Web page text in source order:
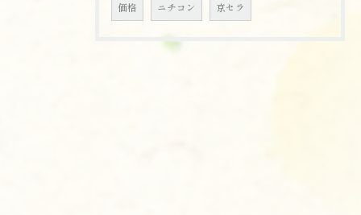
価格 ニチコン 京セラ